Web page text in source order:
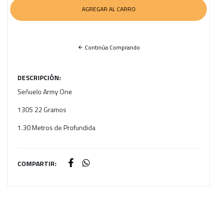
Continúa Comprando
DESCRIPCIÓN:
Señuelo Army One
130S 22 Gramos
1.30 Metros de Profundida
COMPARTIR: